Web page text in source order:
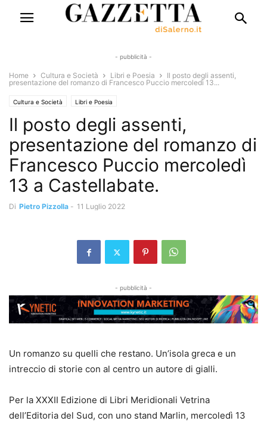
- pubblicità -
Home Cultura e Società Libri e Poesia
Il posto degli assenti,
presentazione del romanzo di Francesco Puccio mercoledì 13...
Cultura e Società Libri e Poesia
Il posto degli assenti,
presentazione del romanzo di
Francesco Puccio mercoledì
13 a Castellabate.
Di Pietro Pizzolla - 11 Luglio 2022
- pubblicità -
Un romanzo su quelli che restano. Un’isola greca e un
intreccio di storie con al centro un autore di gialli.
Per la XXXII Edizione di Libri Meridionali Vetrina
dell’Editoria del Sud, con uno stand Marlin, mercoledì 13